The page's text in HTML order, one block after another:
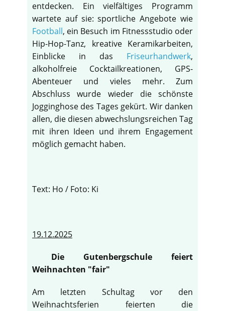
entdecken. Ein vielfältiges Programm
wartete auf sie: sportliche Angebote wie
Football, ein Besuch im Fitnessstudio oder
Hip-Hop-Tanz, kreative Keramikarbeiten,
Einblicke in das Friseurhandwerk,
alkoholfreie Cocktailkreationen, GPS-
Abenteuer und vieles mehr. Zum
Abschluss wurde wieder die schönste
Jogginghose des Tages gekürt. Wir danken
allen, die diesen abwechslungsreichen Tag
mit ihren Ideen und ihrem Engagement
möglich gemacht haben.
Text: Ho / Foto: Ki
19.12.2025
Die Gutenbergschule feiert
Weihnachten "fair"
Am letzten Schultag vor den
Weihnachtsferien feierten die